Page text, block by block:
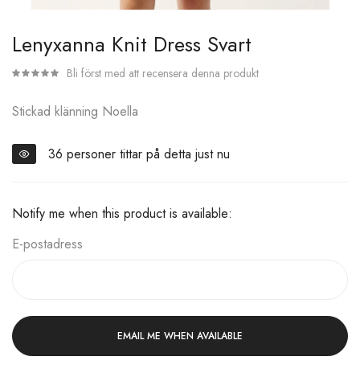
till
början
bildgalleriet
Lenyxanna Knit Dress Svart
Bli först med att recensera denna produkt
Stickad klänning Noella
36 personer tittar på detta just nu
Notify me when this product is available:
E-postadress
EMAIL ME WHEN AVAILABLE